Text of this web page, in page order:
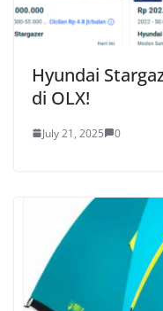
Hyundai
di OLX!
July 21, 2025 0